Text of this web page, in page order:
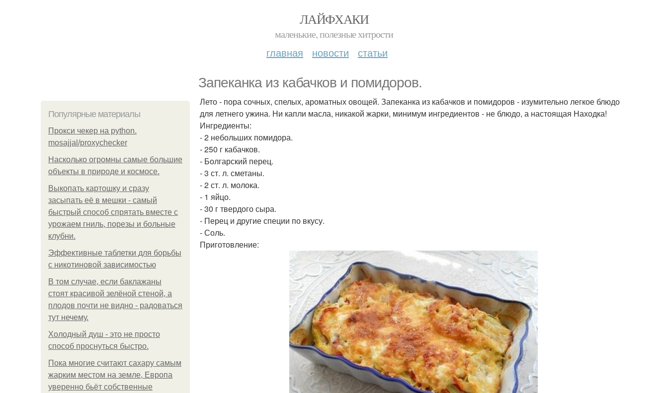
ЛАЙФХАКИ
маленькие, полезные хитрости
главная новости статьи
Запеканка из кабачков и помидоров.
Популярные материалы
Прокси чекер на python.
mosajjal/proxychecker
Насколько огромны самые большие
объекты в природе и космосе.
Выкопать картошку и сразу
засыпать её в мешки - самый
быстрый способ спрятать вместе с
урожаем гниль, порезы и больные
клубни.
Эффективные таблетки для борьбы
с никотиновой зависимостью
В том случае, если баклажаны
стоят красивой зелёной стеной, а
плодов почти не видно - радоваться
тут нечему.
Холодный душ - это не просто
способ проснуться быстро.
Пока многие считают сахару самым
жарким местом на земле, Европа
уверенно бьёт собственные
Лето - пора сочных, спелых, ароматных овощей. Запеканка из кабачков и помидоров - изумительно легкое блюдо
для летнего ужина. Ни капли масла, никакой жарки, минимум ингредиентов - не блюдо, а настоящая Находка!
Ингредиенты:
- 2 небольших помидора.
- 250 г кабачков.
- Болгарский перец.
- 3 ст. л. сметаны.
- 2 ст. л. молока.
- 1 яйцо.
- 30 г твердого сыра.
- Перец и другие специи по вкусу.
- Соль.
Приготовление: